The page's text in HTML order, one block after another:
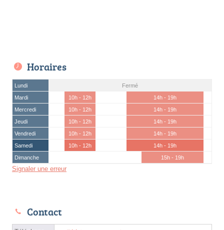
Horaires
Lundi
Fermé
Mardi
10h - 12h
14h - 19h
Mercredi
10h - 12h
14h - 19h
Jeudi
10h - 12h
14h - 19h
Vendredi
10h - 12h
14h - 19h
Samedi
10h - 12h
14h - 19h
Dimanche
15h - 19h
Signaler une erreur
Contact